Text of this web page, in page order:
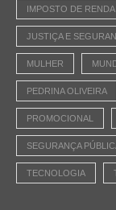
IMPOSTO DE RENDA
JUSTIÇA E
MULHER
PEDRINA OLIVEIRA
PROMOCIONAL
SEGURANÇA
TECNOLOGIA